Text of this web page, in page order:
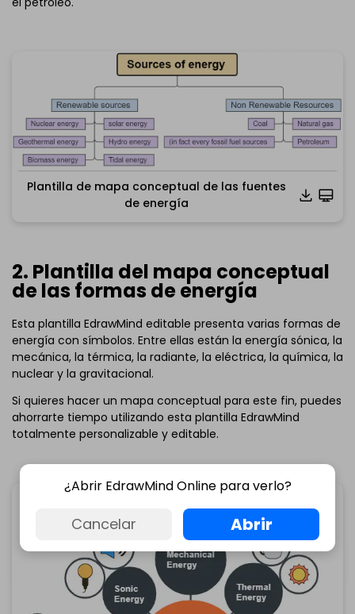
Haz clic para descargar y utilizar esta plantilla.
archivo emmxse tiene que abrir en EdrawMind.
desde aquí
abajo.
Plantilla de mapa conceptual de las fuentes
de energía
2. Plantilla del mapa conceptual
de las formas de energía
Esta plantilla EdrawMind editable presenta varias formas de
energía con símbolos. Entre ellas están la energía sónica, la
mecánica, la térmica, la radiante, la eléctrica, la química, la
nuclear y la gravitacional.
Si quieres hacer un mapa conceptual para este fin, puedes
ahorrarte tiempo utilizando esta plantilla EdrawMind
totalmente personalizable y editable.
¿Abrir EdrawMind Online para verlo?
Cancelar Abrir